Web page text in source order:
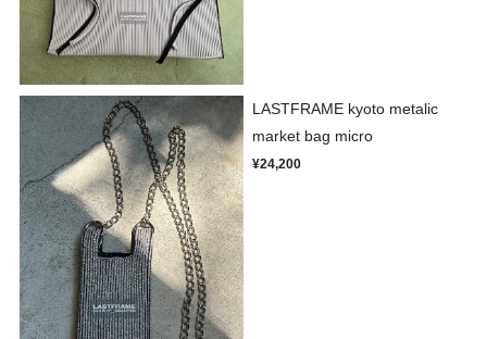
LASTFRAME kyoto metalic
market bag micro
¥24,200